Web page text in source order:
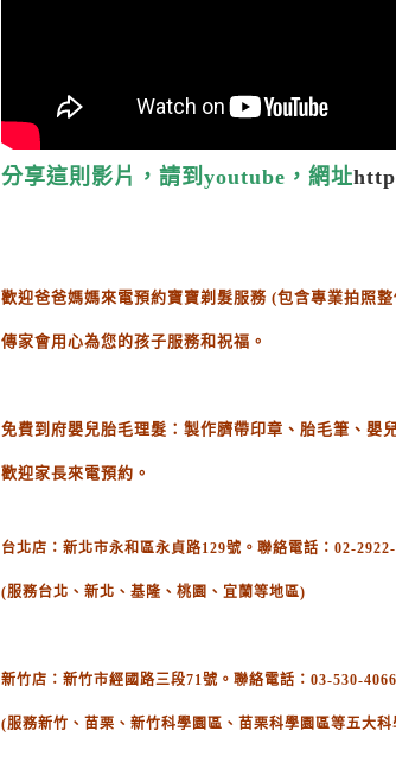
分享這則影片，請到youtube，網址
歡迎爸爸媽媽來電預約寶寶剃髮服務 (包含專業拍照
傳家會用心為您的孩子服務和祝福。
免費到府嬰兒胎毛理髮：製作臍帶印章、胎毛筆、嬰
歡迎家長來電預約。
台北店：新北市永和區永貞路129號。聯絡電話：02-2922-
(服務台北、新北、基隆、桃園、宜蘭等地區)
新竹店：新竹市經國路三段71號。聯絡電話：03-530-4066
(服務新竹、苗栗、新竹科學園區、苗栗科學園區等五大科